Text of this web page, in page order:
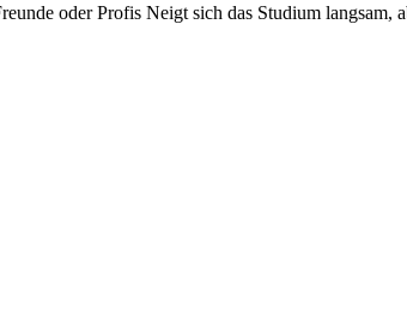
oder Profis Neigt sich das Studium